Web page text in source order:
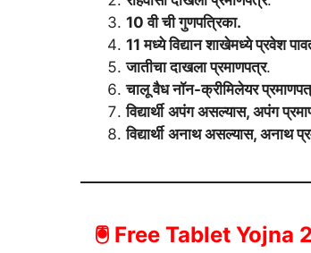
10 वी ची गुणपत्रिका.
11 मध्ये विद्यान शाखेमध्ये प्रवेश
जातीचा दाखला प्रमाणपत्र.
चालू वैध नॉन-क्रीमिलेयर
विद्यार्थी अपंग असल्यास, अपंग
विद्यार्थी अनाथ असल्यास, अनाथ
🖲 Free Tablet Yojna